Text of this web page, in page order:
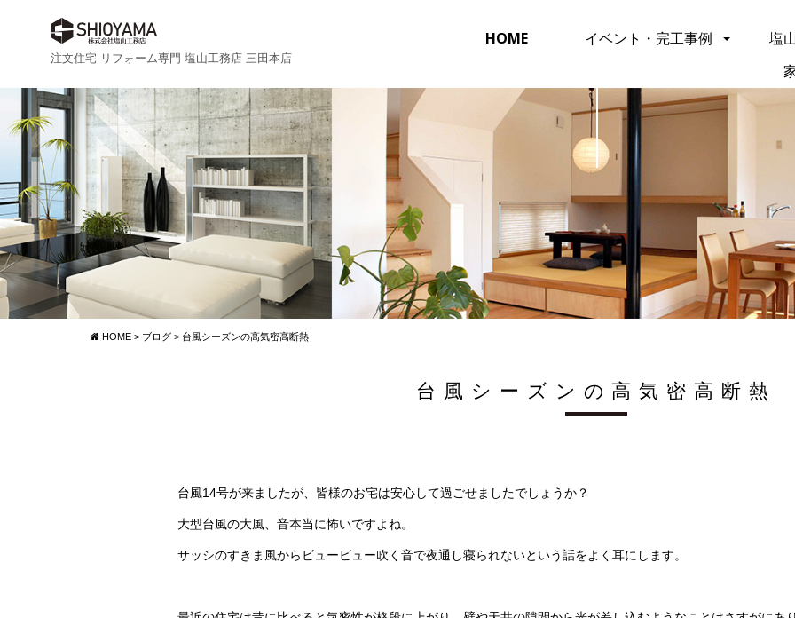
注文住宅 リフォーム専門 塩山工務店 三田本店
HOME イベント・完工事例 塩
HOME > ブログ > 台風シーズンの高気密高断熱
台風シーズンの高気密高断熱
台風14号が来ましたが、皆様のお宅は安心して過ごせましたでしょうか？
大型台風の大風、音本当に怖いですよね。
サッシのすきま風からビュービュー吹く音で夜通し寝られないという話をよく耳にします。